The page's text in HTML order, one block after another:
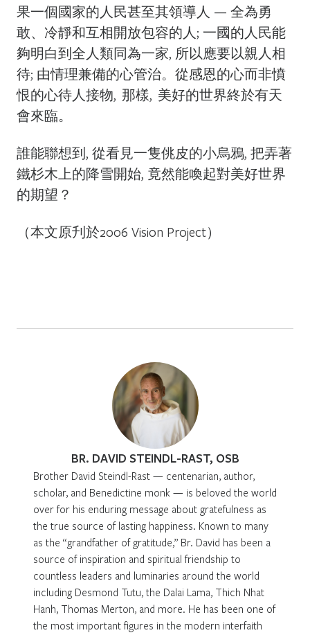
果一個國家的人民甚至其領導人 — 全為勇
敢、冷靜和互相開放包容的人; 一國的人民能
夠明白到全人類同為一家, 所以應要以親人相
待; 由情理兼備的心管治。從感恩的心而非憤
恨的心待人接物, 那樣, 美好的世界終於有天
會來臨。
誰能聯想到, 從看見一隻佻皮的小烏鴉, 把弄著
鐵杉木上的降雪開始, 竟然能喚起對美好世界
的期望？
（本文原刋於2006 Vision Project）
BR. DAVID STEINDL-RAST, OSB
Brother David Steindl-Rast — centenarian, author,
scholar, and Benedictine monk — is beloved the world
over for his enduring message about gratefulness as
the true source of lasting happiness. Known to many
as the “grandfather of gratitude,” Br. David has been a
source of inspiration and spiritual friendship to
countless leaders and luminaries around the world
including Desmond Tutu, the Dalai Lama, Thich Nhat
Hanh, Thomas Merton, and more. He has been one of
the most important figures in the modern interfaith